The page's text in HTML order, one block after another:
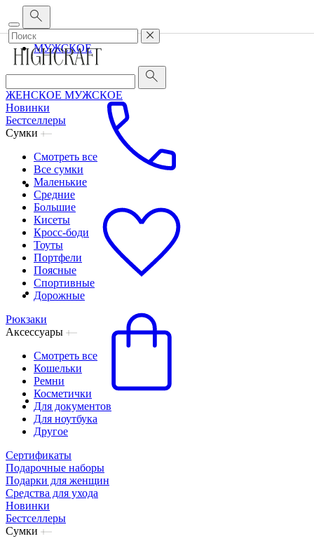
Корпоративным клиентам
ЖЕНСКОЕ
МУЖСКОЕ
ЖЕНСКОЕ МУЖСКОЕ
Новинки
Бестселлеры
Сумки
Смотреть все
Все сумки
Маленькие
Средние
Большие
Кисеты
Кросс-боди
Тоуты
Портфели
Поясные
Спортивные
Дорожные
Рюкзаки
Аксессуары
Смотреть все
Кошельки
Ремни
Косметички
Для документов
Для ноутбука
Другое
Сертификаты
Подарочные наборы
Подарки для женщин
Средства для ухода
Новинки
Бестселлеры
Сумки